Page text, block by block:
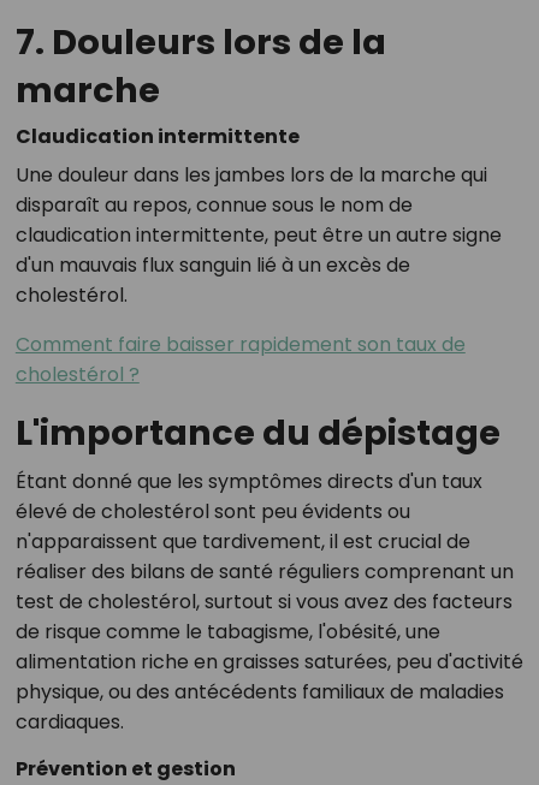
7. Douleurs lors de la
marche
Claudication intermittente
Une douleur dans les jambes lors de la marche qui
disparaît au repos, connue sous le nom de
claudication intermittente, peut être un autre signe
d'un mauvais flux sanguin lié à un excès de
cholestérol.
Comment faire baisser rapidement son taux de
cholestérol ?
L'importance du dépistage
Étant donné que les symptômes directs d'un taux
élevé de cholestérol sont peu évidents ou
n'apparaissent que tardivement, il est crucial de
réaliser des bilans de santé réguliers comprenant un
test de cholestérol, surtout si vous avez des facteurs
de risque comme le tabagisme, l'obésité, une
alimentation riche en graisses saturées, peu d'activité
physique, ou des antécédents familiaux de maladies
cardiaques.
Prévention et gestion